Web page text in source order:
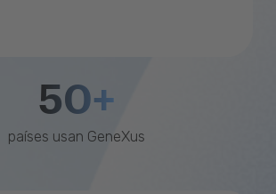
50+
países usan GeneXus